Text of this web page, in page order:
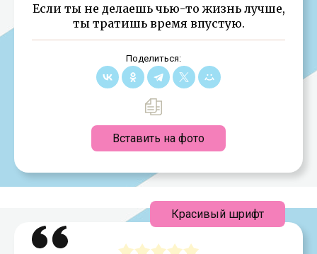
Если ты не делаешь чью-то жизнь лучше,
ты тратишь время впустую.
Поделиться:
Вставить на фото
Красивый шрифт